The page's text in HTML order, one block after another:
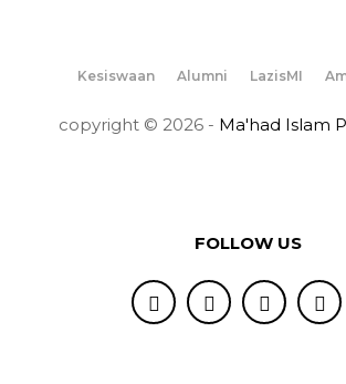
Kesiswaan Alumni LazisMI
copyright © 2026 - Ma'had Islam
FOLLOW US